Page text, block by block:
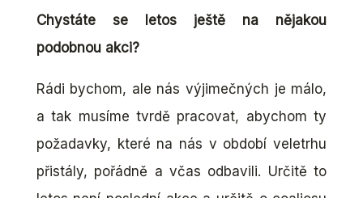
Chystáte se letos ještě na nějakou
podobnou akci?
Rádi bychom, ale nás výjimečných je málo,
a tak musíme tvrdě pracovat, abychom ty
požadavky, které na nás v období veletrhu
přistály, pořádně a včas odbavili. Určitě to